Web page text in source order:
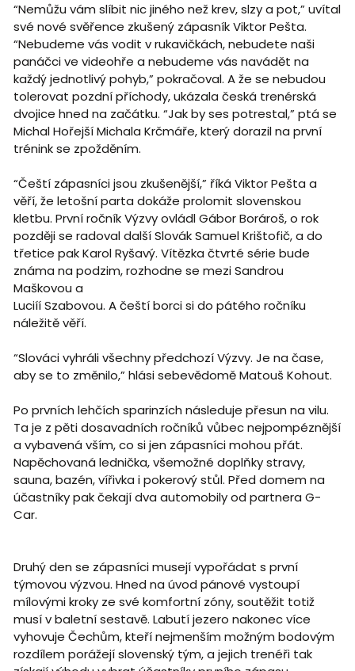
“Nemůžu vám slíbit nic jiného než krev, slzy a pot,” uvítal
své nové svěřence zkušený zápasník Viktor Pešta.
“Nebudeme vás vodit v rukavičkách, nebudete naši
panáčci ve videohře a nebudeme vás navádět na
každý jednotlivý pohyb,” pokračoval. A že se nebudou
tolerovat pozdní příchody, ukázala česká trenérská
dvojice hned na začátku. “Jak by ses potrestal,” ptá se
Michal Hořejší Michala Krčmáře, který dorazil na první
trénink se zpožděním.
“Čeští zápasníci jsou zkušenější,” říká Viktor Pešta a
věří, že letošní parta dokáže prolomit slovenskou
kletbu. První ročník Výzvy ovládl Gábor Borároš, o rok
později se radoval další Slovák Samuel Krištofič, a do
třetice pak Karol Ryšavý. Vítězka čtvrté série bude
známa na podzim, rozhodne se mezi Sandrou
Maškovou a
Luciíí Szabovou. A čeští borci si do pátého ročníku
náležitě věří.
“Slováci vyhráli všechny předchozí Výzvy. Je na čase,
aby se to změnilo,” hlási sebevědomě Matouš Kohout.
Po prvních lehčích sparinzích následuje přesun na vilu.
Ta je z pěti dosavadních ročníků vůbec nejpompéznější
a vybavená vším, co si jen zápasníci mohou přát.
Napěchovaná lednička, všemožné doplňky stravy,
sauna, bazén, vířivka i pokerový stůl. Před domem na
účastníky pak čekají dva automobily od partnera G-
Car.
Druhý den se zápasníci musejí vypořádat s první
týmovou výzvou. Hned na úvod pánové vystoupí
mílovými kroky ze své komfortní zóny, soutěžit totiž
musí v baletní sestavě. Labutí jezero nakonec více
vyhovuje Čechům, kteří nejmenším možným bodovým
rozdílem porážejí slovenský tým, a jejich trenéři tak